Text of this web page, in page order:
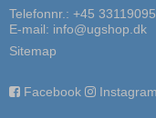
Telefonnr.: +45 33119095
E-mail: info@ugshop.dk
Sitemap
Facebook Instagram